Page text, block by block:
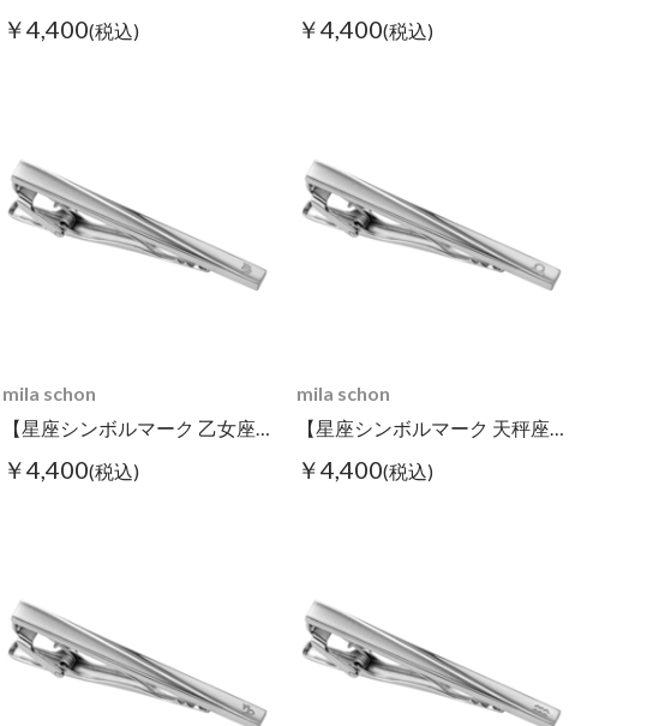
￥4,400(税込) ￥4,400(税込)
mila schon
【星座シンボルマーク 乙女座】タイピン
￥4,400(税込)
mila schon
【星座シンボルマーク 天秤座】タイピン
￥4,400(税込)